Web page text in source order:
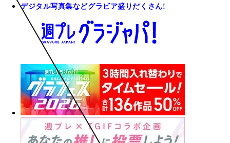
デジタル写真集などグラビア盛りだくさん!